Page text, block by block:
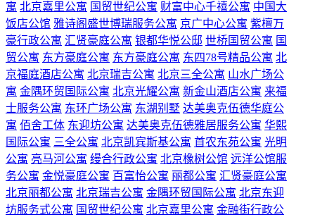
寓 北京嘉里公寓 国贸世纪公寓 财富中心千禧公寓 中国大
饭店公馆 雅诗阁盛世博瑞服务公寓 京广中心公寓 紫檀万
豪行政公寓 汇贤豪庭公寓 银都华悦公邸 世桥国贸公寓 国
贸公寓 东方豪庭公寓 东方豪庭公寓 东四78号精品公寓 北
京福庭酒店公寓 北京瑞吉公寓 北京三全公寓 山水广场公
寓 金隅环贸国际公寓 北京光耀公寓 新金山酒店公寓 来福
士服务公寓 东环广场公寓 东湖别墅 达美奥克伍德华庭公
寓 佰舍工体 东迎坊公寓 达美奥克伍德雅居服务公寓 华熙
国际公寓 三全公寓 北京凯宾斯基公寓 首农东苑公寓 光明
公寓 亮马河公寓 缦合行政公寓 北京橡树公馆 远洋公馆服
务公寓 金悦豪庭公寓 百富怡公寓 丽都公寓 汇贤豪庭公寓
北京丽都公寓 北京瑞吉公寓 金隅环贸国际公寓 北京东迎
坊服务式公寓 国贸世纪公寓 北京嘉里公寓 金融街行政公